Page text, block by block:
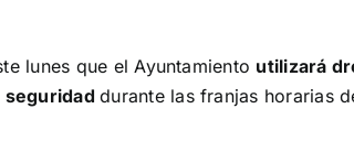
lunes que el Ayuntamiento utilizará
seguridaddurante las franjas horarias